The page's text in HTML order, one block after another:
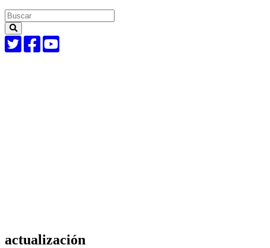
actualización